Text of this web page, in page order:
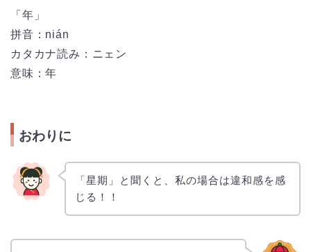
「年」
拼音：nián
カタカナ読み：ニェン
意味：年
おわりに
「星期」と聞くと、私の場合は違和感を感
じる！！